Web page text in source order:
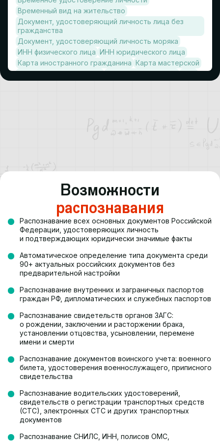
Временный вид на жительство
Документ, удостоверяющий личность лица без
гражданства
Документ, удостоверяющий личность моряка
ИНН физического лица ИНН юридического лица
Карта иностранного гражданина Карта мастерской
Медицинская страховка Миграционная карта ПТС
Свидетельство о разводе
Свидетельство о смерти
Свидетельство об установлении отцовства
Свидетельство об усыновлении
Свидетельство пенсионера Трудовая книжка
Удостоверение МИД
Удостоверение беженца
Удостоверение личности адвоката
Удостоверение личности прокурора
Удостоверение многодетной семьи
Удостоверение об отсрочке на военную службу
Удостоверение солдата
Штамп о предыдущих паспортах
Возможности
распознавания
Распознавание всех основных документов Российской
Федерации, удостоверяющих личность
и подтверждающих юридически значимые факты
Автоматическое определение типа документа среди
90+ актуальных российских документов без
предварительной настройки
Распознавание внутренних и заграничных паспортов
граждан РФ, дипломатических и служебных паспортов
Распознавание свидетельств органов ЗАГС:
о рождении, заключении и расторжении брака,
установлении отцовства, усыновлении, перемене
имени и смерти
Распознавание документов воинского учета: военного
билета, удостоверения военнослужащего, приписного
свидетельства
Распознавание водительских удостоверений,
свидетельств о регистрации транспортных средств
(СТС), электронных СТС и других транспортных
документов
Распознавание СНИЛС, ИНН, полисов ОМС,